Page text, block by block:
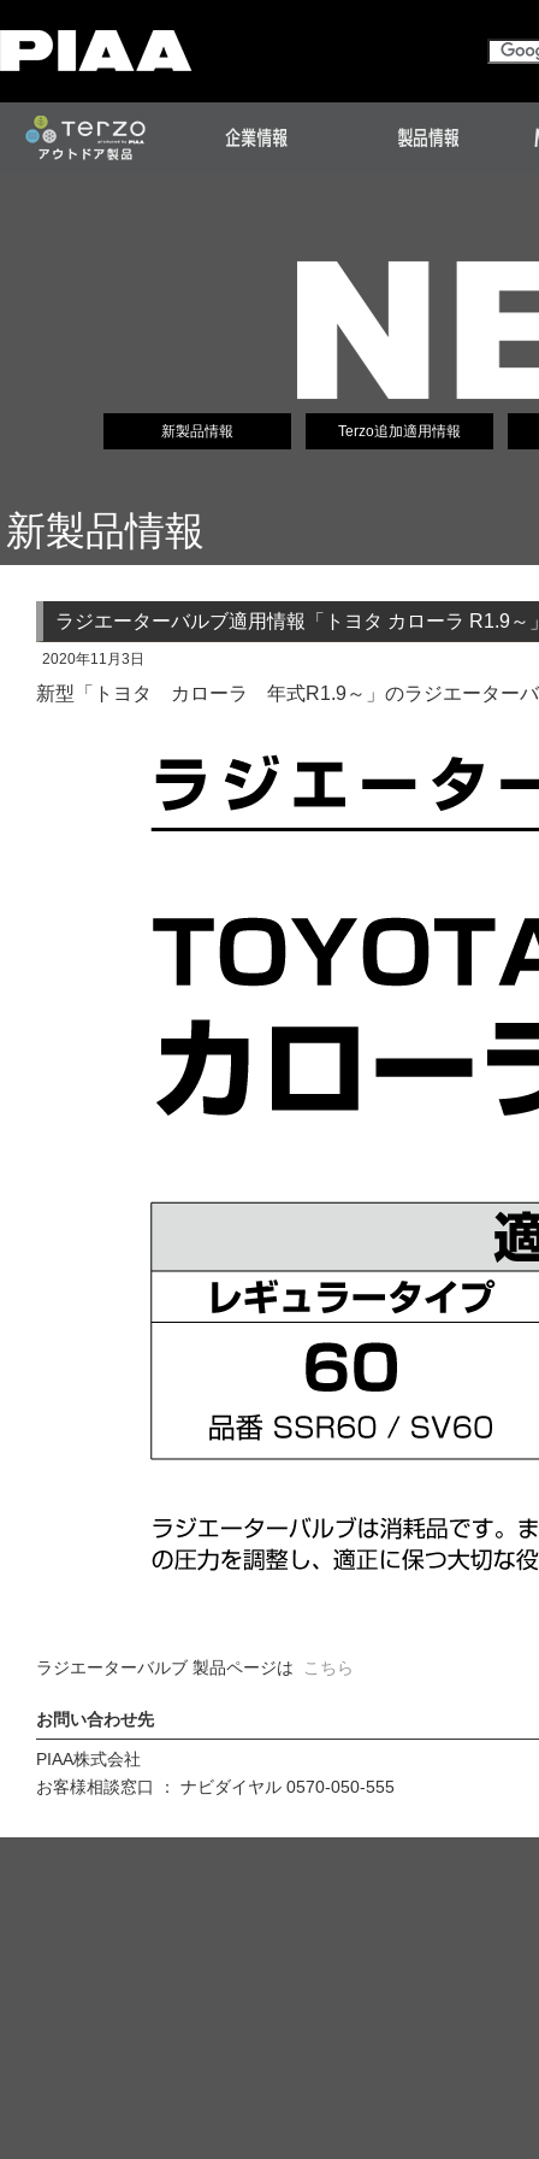
新製品情報 Terzo追加適用情報
新製品情報
ラジエーターバルブ適用情報「トヨタ カローラ R1.9～
2020年11月3日
新型「トヨタ カローラ 年式R1.9～」のラジエーター
ラジエーターバルブ 製品ページは こちら
お問い合わせ先
PIAA株式会社
お客様相談窓口 ： ナビダイヤル 0570-050-555